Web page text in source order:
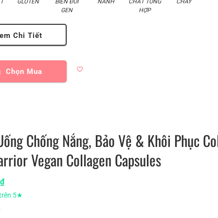
GEN
HỢP
Chi Tiết
Chọn Mua
Chống Nắng, Bảo Vệ & Khôi Phục
Vegan Collagen Capsules
₫
5★